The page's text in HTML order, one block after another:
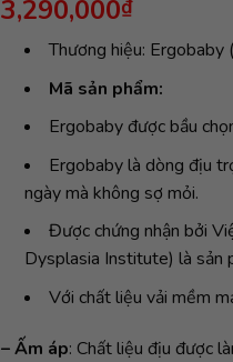
3,290,000₫
Thương hiệu: Ergobaby
Mã sản phẩm:
Ergobaby được bầu
Ergobaby là dòng địu
ngày mà không sợ mỏi.
Được chứng nhận bởi
Dysplasia Institute) là sản
Với chất liệu vải mềm
– Ấm áp: Chất liệu địu được